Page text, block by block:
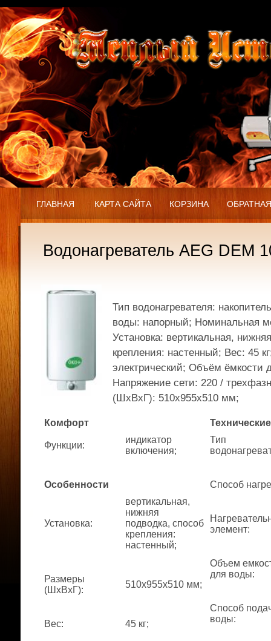
ГЛАВНАЯ КАРТА САЙТА КОРЗИНА
Водонагреватель AEG DEM
Тип водонагревателя:
воды: напорный; Номинальная
Установка: вертикальная,
крепления: настенный; Вес: 45
электрический; Объём ёмкости
Напряжение сети: 220 /
(ШхВхГ): 510x955x510 мм;
Комфорт
Функции:
индикатор
включения;
Особенности
Установка:
вертикальная,
нижняя
подводка, способ
крепления:
настенный;
Размеры
(ШхВхГ):
510x955x510 мм;
Вес: 45 кг;
Тип
Способ
элемент:
Объем
для воды:
Способ
воды: